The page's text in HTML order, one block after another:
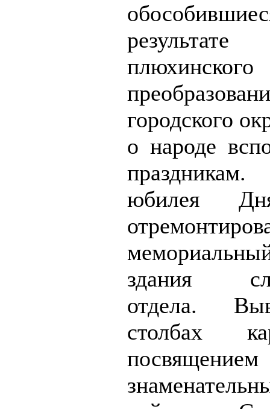
плюхинского
городского
о народе
юбилея
здания
отдела.
столбах
посвящением